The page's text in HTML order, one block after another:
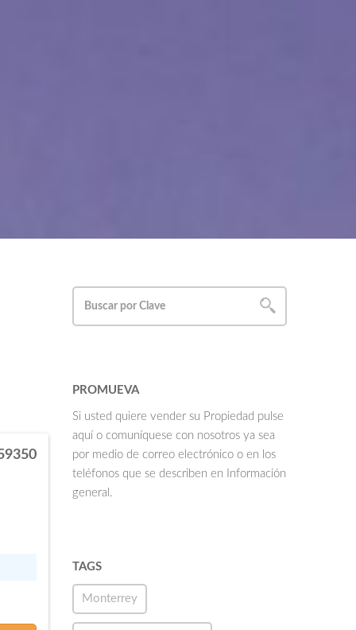
PROMUEVA
Si usted quiere vender su Propiedad pulse
aquí o comuníquese con nosotros ya sea
por medio de correo electrónico o en los
teléfonos que se describen en Información
general.
TAGS
Monterrey